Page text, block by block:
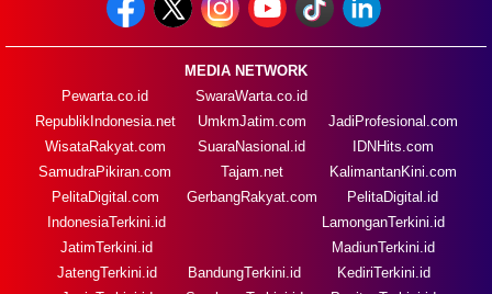
MEDIA NETWORK
Pewarta.co.id
RepublikIndonesia.net
WisataRakyat.com
SamudraPikiran.com
PelitaDigital.com
SwaraWarta.co.id
UmkmJatim.com
SuaraNasional.id
Tajam.net
GerbangRakyat.com
JadiProfesional.com
IDNHits.com
KalimantanKini.com
PelitaDigital.id
IndonesiaTerkini.id
JatimTerkini.id
JatengTerkini.id
BandungTerkini.id
LamonganTerkini.id
MadiunTerkini.id
KediriTerkini.id